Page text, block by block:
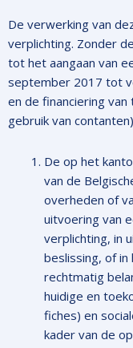
De verwerking van
verplichting. Zonder
tot het aangaan van
september 2017 tot
en de financiering
gebruik van
De op het
van de
overheden of
uitvoering van
verplichting, in
beslissing, of in
rechtmatig
huidige en
fiches) en
kader van de